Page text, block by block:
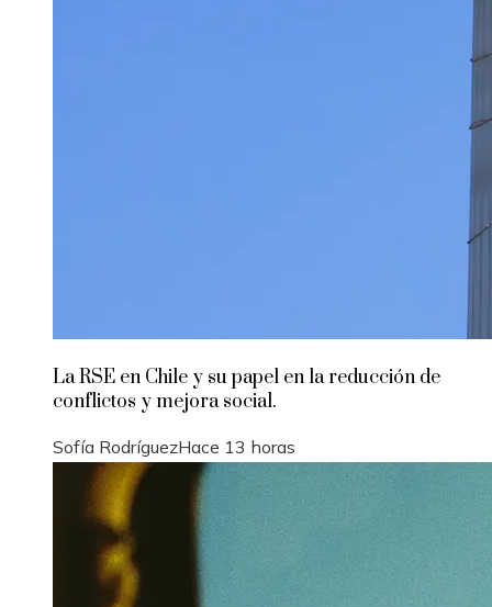
La RSE en Chile y su papel en la reducción de
conflictos y mejora social.
Sofía RodríguezHace 13 horas